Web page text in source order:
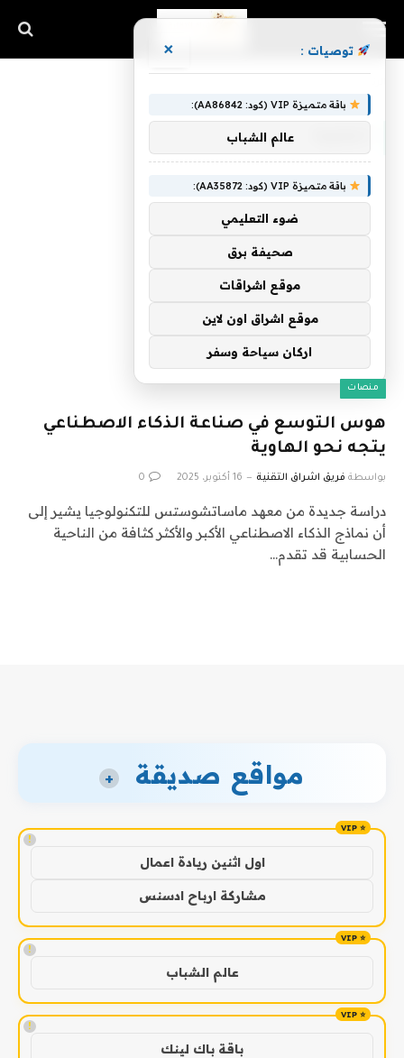
منصات
هوس التوسع في صناعة الذكاء الاصطناعي
يتجه نحو الهاوية
بواسطة فريق اشراق التقنية 16 أكتوبر، 2025 0
دراسة جديدة من معهد ماساتشوستس للتكنولوجيا يشير إلى
أن نماذج الذكاء الاصطناعي الأكبر والأكثر كثافة من الناحية
الحسابية قد تقدم…
مواقع صديقة +
!
اول اثنين ريادة اعمال
مشاركة ارباح ادسنس
!
عالم الشباب
!
باقة باك لينك
توصيات : ×
باقة متميزة VIP (كود: AA86842):
عالم الشباب
باقة متميزة VIP (كود: AA35872):
ضوء التعليمي
صحيفة برق
موقع اشراقات
موقع اشراق اون لاين
اركان سياحة وسفر